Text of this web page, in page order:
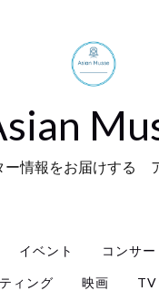
ー情報をお届けする
イベント コンサー
ィング 映画 TV